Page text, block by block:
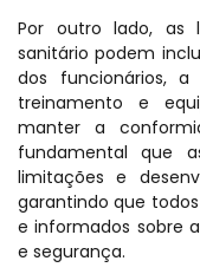
Por outro lado, as
sanitário podem
dos funcionários,
treinamento e
manter a
fundamental que
limitações e
garantindo que
e informados sobre
e segurança.